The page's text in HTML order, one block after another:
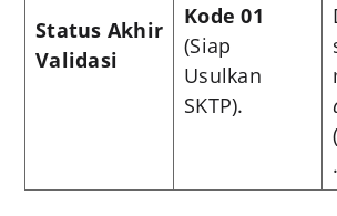
Status Akhir
Validasi
Kode 01
(Siap
Usulkan
SKTP).
.